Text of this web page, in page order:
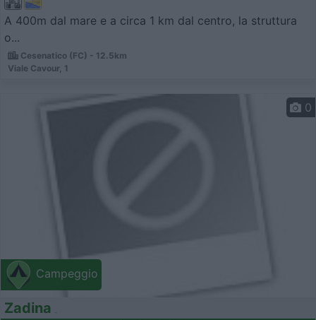
A 400m dal mare e a circa 1 km dal centro, la struttura
o...
Cesenatico (FC) - 12.5km
Viale Cavour, 1
Campeggio
0
Zadina